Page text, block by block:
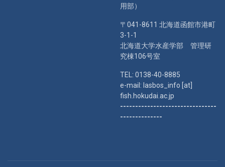
用部）
〒041-8611 北海道函館市港町
3-1-1
北海道大学水産学部 管理研
究棟106号室
TEL: 0138-40-8885
e-mail: lasbos_info [at]
fish.hokudai.ac.jp
--------------------------------
--------------